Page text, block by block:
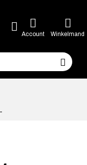
Account Winkelmand